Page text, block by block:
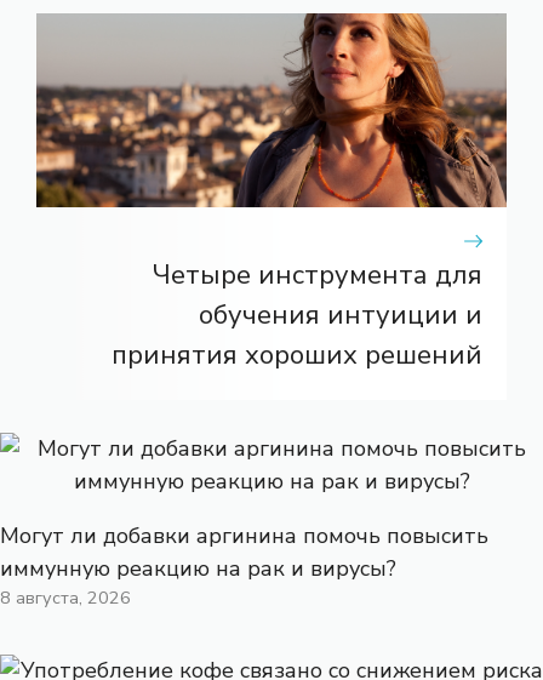
Четыре инструмента для
обучения интуиции и
принятия хороших решений
Могут ли добавки аргинина помочь повысить
иммунную реакцию на рак и вирусы?
8 августа, 2026